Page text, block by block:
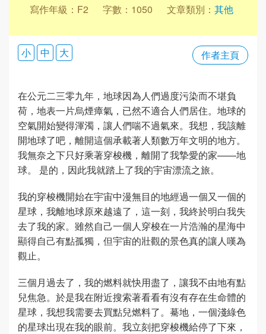
寫作年級：F2
字數：1050 文章類別： 其他
作者主頁
小 中 大
在公元二三零九年，地球因為人們過度污染而不堪負
荷，地表一片烏煙瘴氣，已然不適合人們居住。地球的
空氣開始變得渾濁，讓人們喘不過氣來。我想，我該離
開地球了吧，離開這個承載著人類數万年文明的地方。
我無奈之下只好乘著穿梭機，離開了我摯愛的家——地
球。 是的，因此我就踏上了我的宇宙漂流之旅。
我的穿梭機開始在宇宙中漫無目的地經過一個又一個的
星球，我離地球原來越遠了，這一刻，我終於明白我失
去了我的家。雖然自己一個人穿梭在一片浩瀚的星海中
顯得自己有點孤獨，但宇宙的壯觀的景色真的讓人嘆為
觀止。
三個月過去了，我的燃料就快用盡了，讓我不由地有點
兒焦急。於是我在附近搜索著看看有沒有存在生命體的
星球，我想我需要去買點兒燃料了。驀地，一個淺綠色
的星球出現在我的眼前。我立刻把穿梭機給停了下來，